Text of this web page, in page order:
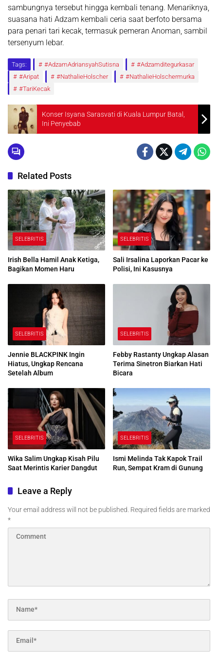
sambungnya tersebut hingga kembali tenang. Menariknya,
suasana hati Adzam kembali ceria saat berfoto bersama
para penari tari kecak, termasuk pemeran Anoman, sambil
tersenyum lebar.
Tags: #AdzamAdriansyahSutisna
#Adzamditegurkasar
#Aripat
#NathalieHolscher
#NathalieHolschermurka
#TariKecak
Konser Isyana Sarasvati di Kuala Lumpur Batal,
Ini Penyebab
Related Posts
SELEBRITIS
Irish Bella Hamil Anak Ketiga,
Bagikan Momen Haru
SELEBRITIS
Sali Irsalina Laporkan Pacar ke
Polisi, Ini Kasusnya
SELEBRITIS
Jennie BLACKPINK Ingin
Hiatus, Ungkap Rencana
Setelah Album
SELEBRITIS
Febby Rastanty Ungkap Alasan
Terima Sinetron Biarkan Hati
Bicara
SELEBRITIS
Wika Salim Ungkap Kisah Pilu
Saat Merintis Karier Dangdut
SELEBRITIS
Ismi Melinda Tak Kapok Trail
Run, Sempat Kram di Gunung
Leave a Reply
Your email address will not be published. Required fields are marked
*